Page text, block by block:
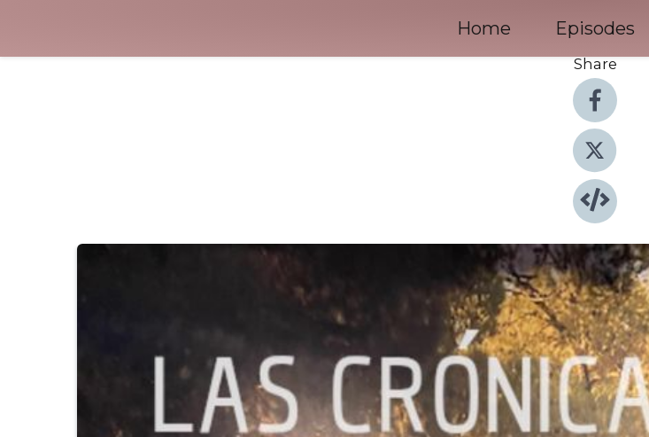
Home Episodes
Share